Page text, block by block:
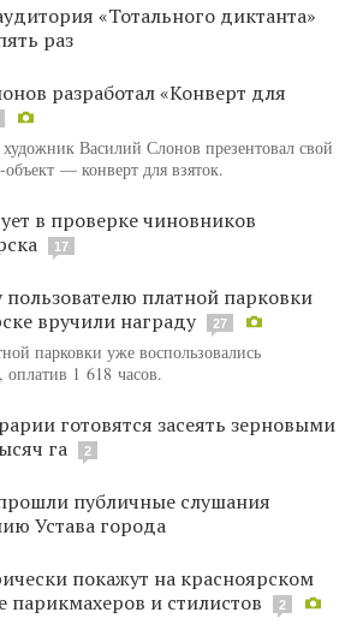
«Тотального диктанта»
раз
разработал «Конверт для
Василий Слонов презентовал свой
объект — конверт для взяток.
в проверке чиновников
17
платной парковки
вручили награду
27
парковки уже воспользовались
оплатив 1 618 часов.
готовятся засеять зерновыми
га
2
публичные слушания
Устава города
покажут на красноярском
парикмахеров и стилистов
2